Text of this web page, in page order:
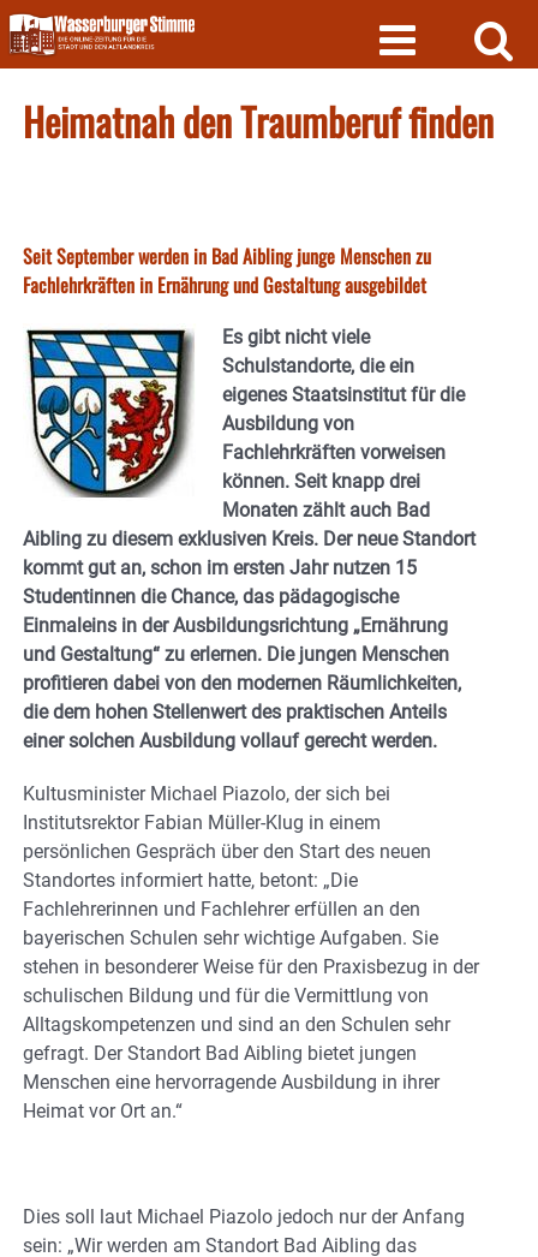
Skip
to
content
Heimatnah den Traumberuf finden
Seit September werden in Bad Aibling junge Menschen zu
Fachlehrkräften in Ernährung und Gestaltung ausgebildet
Es gibt nicht viele
Schulstandorte, die ein
eigenes Staatsinstitut für die
Ausbildung von
Fachlehrkräften vorweisen
können. Seit knapp drei
Monaten zählt auch Bad
Aibling zu diesem exklusiven Kreis. Der neue Standort
kommt gut an, schon im ersten Jahr nutzen 15
Studentinnen die Chance, das pädagogische
Einmaleins in der Ausbildungsrichtung „Ernährung
und Gestaltung“ zu erlernen. Die jungen Menschen
profitieren dabei von den modernen Räumlichkeiten,
die dem hohen Stellenwert des praktischen Anteils
einer solchen Ausbildung vollauf gerecht werden.
Kultusminister Michael Piazolo, der sich bei
Institutsrektor Fabian Müller-Klug in einem
persönlichen Gespräch über den Start des neuen
Standortes informiert hatte, betont: „Die
Fachlehrerinnen und Fachlehrer erfüllen an den
bayerischen Schulen sehr wichtige Aufgaben. Sie
stehen in besonderer Weise für den Praxisbezug in der
schulischen Bildung und für die Vermittlung von
Alltagskompetenzen und sind an den Schulen sehr
gefragt. Der Standort Bad Aibling bietet jungen
Menschen eine hervorragende Ausbildung in ihrer
Heimat vor Ort an.“
Dies soll laut Michael Piazolo jedoch nur der Anfang
sein: „Wir werden am Standort Bad Aibling das